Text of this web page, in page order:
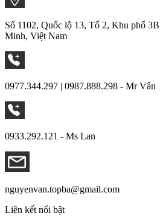
Số 1102, Quốc lộ 13, Tổ 2, Khu phố
Minh, Việt Nam
0977.344.297 | 0987.888.298 - Mr Vân
0933.292.121 - Ms Lan
nguyenvan.topba@gmail.com
Liên kết nổi bật